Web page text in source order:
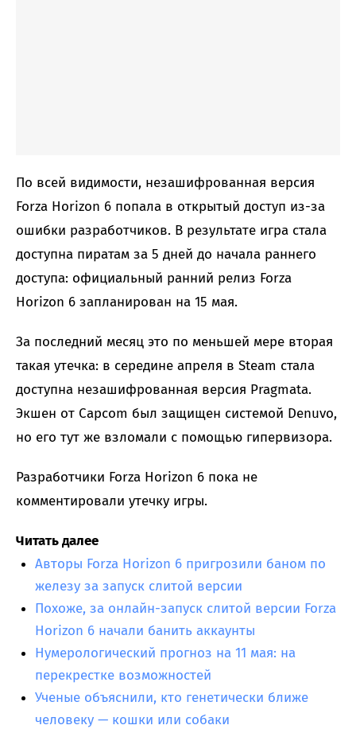
По всей видимости, незашифрованная версия
Forza Horizon 6 попала в открытый доступ из-за
ошибки разработчиков. В результате игра стала
доступна пиратам за 5 дней до начала раннего
доступа: официальный ранний релиз Forza
Horizon 6 запланирован на 15 мая.
За последний месяц это по меньшей мере вторая
такая утечка: в середине апреля в Steam стала
доступна незашифрованная версия Pragmata.
Экшен от Capcom был защищен системой Denuvo,
но его тут же взломали с помощью гипервизора.
Разработчики Forza Horizon 6 пока не
комментировали утечку игры.
Читать далее
Авторы Forza Horizon 6 пригрозили баном по
железу за запуск слитой версии
Похоже, за онлайн-запуск слитой версии Forza
Horizon 6 начали банить аккаунты
Нумерологический прогноз на 11 мая: на
перекрестке возможностей
Ученые объяснили, кто генетически ближе
человеку — кошки или собаки